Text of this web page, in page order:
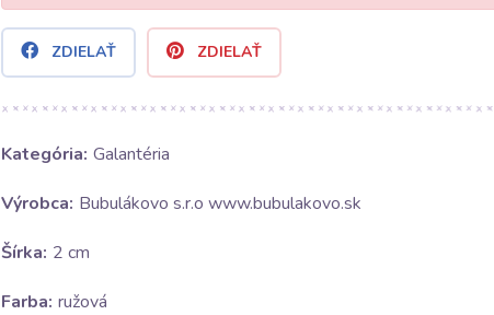
ZDIELAŤ ZDIELAŤ
Kategória: Galantéria
Výrobca: Bubulákovo s.r.o www.bubulakovo.sk
Šírka: 2 cm
Farba: ružová